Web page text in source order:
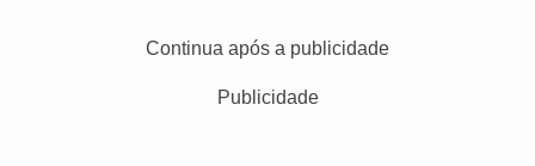
Continua após a publicidade
Publicidade